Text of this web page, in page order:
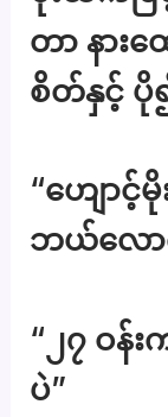
တာ နား
စိတ်နှင့် ပို
“ဟျော
ဘယ်လော
“၂၇ ဝန်
ပဲ”